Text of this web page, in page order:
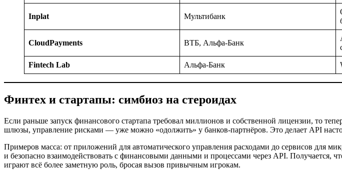
Inplat Мультибанк
CloudPayments ВТБ, Альфа-Банк
Fintech Lab Альфа-Банк
Финтех и стартапы: симбиоз на стероидах
Если раньше запуск финансового стартапа требовал миллионов и собственной лицензии, то
шлюзы, управление рисками — уже можно «одолжить» у банков-партнёров. Это делает API
Примеров масса: от приложений для автоматического управления расходами до сервисов для
и безопасно взаимодействовать с финансовыми данными и процессами через API. Получается,
играют всё более заметную роль, бросая вызов привычным игрокам.